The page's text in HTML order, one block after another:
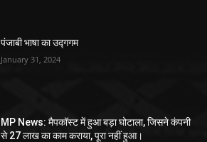
पंजाबी भाषा का उद्गगम
January 31, 2024
MP News: मैपकॉस्ट में हुआ बड़ा घोटाला, जिसने कंपनी
से 27 लाख का काम कराया, पूरा नहीं हुआ।